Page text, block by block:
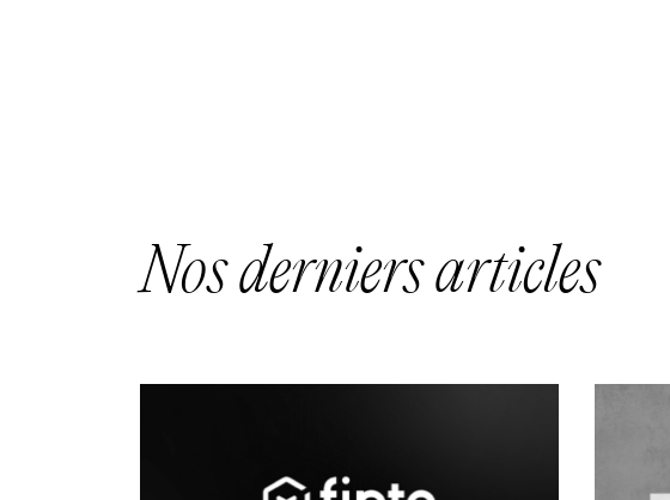
Nos derniers articles